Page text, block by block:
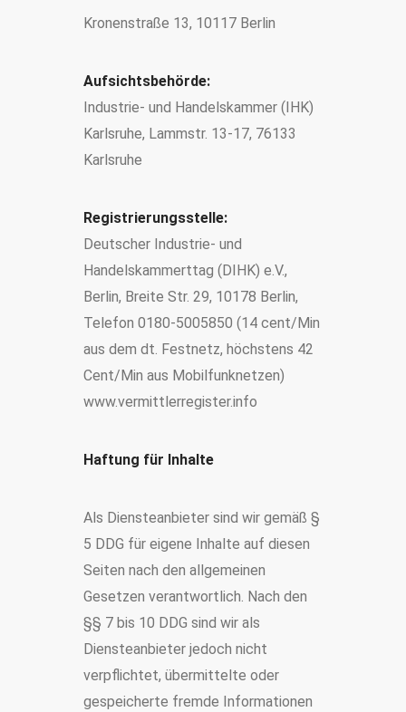
Kronenstraße 13, 10117 Berlin
Aufsichtsbehörde:
Industrie- und Handelskammer (IHK)
Karlsruhe, Lammstr. 13-17, 76133
Karlsruhe
Registrierungsstelle:
Deutscher Industrie- und
Handelskammerttag (DIHK) e.V.,
Berlin, Breite Str. 29, 10178 Berlin,
Telefon 0180-5005850 (14 cent/Min
aus dem dt. Festnetz, höchstens 42
Cent/Min aus Mobilfunknetzen)
www.vermittlerregister.info
Haftung für Inhalte
Als Diensteanbieter sind wir gemäß §
5 DDG für eigene Inhalte auf diesen
Seiten nach den allgemeinen
Gesetzen verantwortlich. Nach den
§§ 7 bis 10 DDG sind wir als
Diensteanbieter jedoch nicht
verpflichtet, übermittelte oder
gespeicherte fremde Informationen